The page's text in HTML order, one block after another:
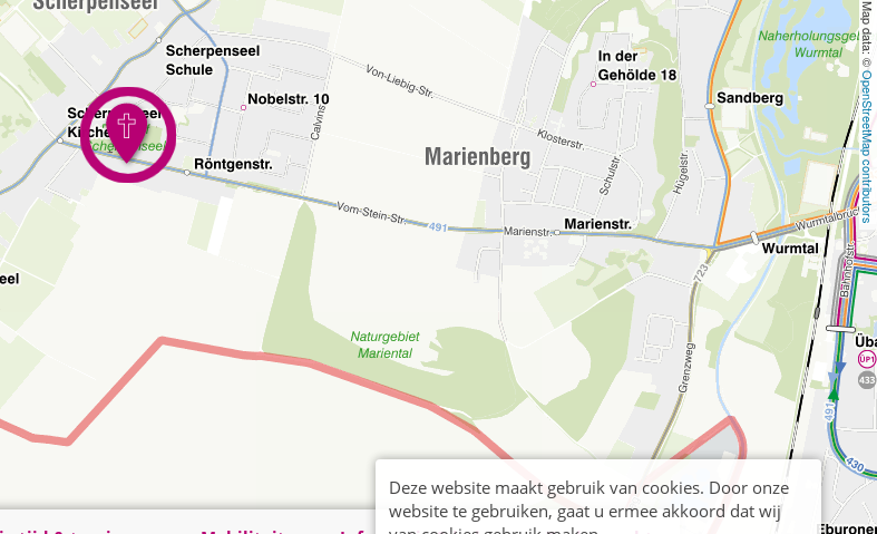
, Map data: ©
OpenStreetMap contributors
Deze website maakt gebruik van cookies. Door onze
website te gebruiken, gaat u ermee akkoord dat wij